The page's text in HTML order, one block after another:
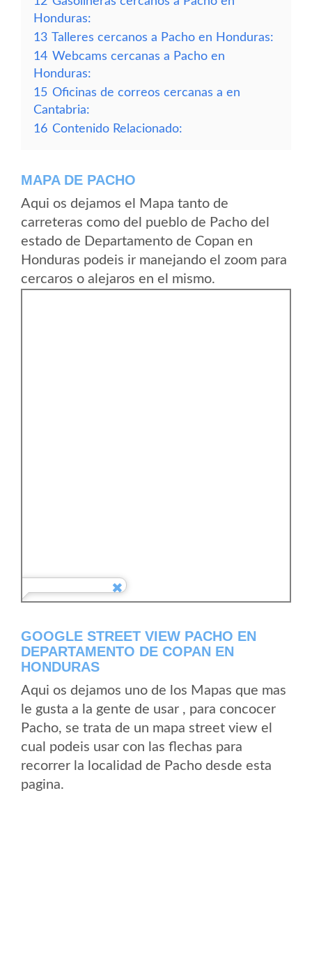
Honduras:
13 Talleres cercanos a Pacho en Honduras:
14 Webcams cercanas a Pacho en
Honduras:
15 Oficinas de correos cercanas a en
Cantabria:
16 Contenido Relacionado:
MAPA DE PACHO
Aqui os dejamos el Mapa tanto de
carreteras como del pueblo de Pacho del
estado de Departamento de Copan en
Honduras podeis ir manejando el zoom para
cercaros o alejaros en el mismo.
GOOGLE STREET VIEW PACHO EN
DEPARTAMENTO DE COPAN EN
HONDURAS
Aqui os dejamos uno de los Mapas que mas
le gusta a la gente de usar , para concocer
Pacho, se trata de un mapa street view el
cual podeis usar con las flechas para
recorrer la localidad de Pacho desde esta
pagina.